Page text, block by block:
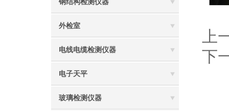
钢结构检测仪器
外检室
电线电缆检测仪器
电子天平
玻璃检测仪器
上
下